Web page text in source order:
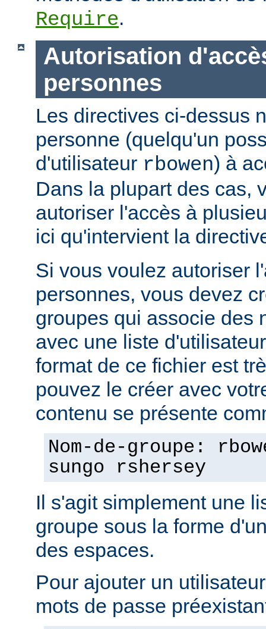
Require.
Autorisation
personnes
Les directives ci-dessus
personne (quelqu'un
d'utilisateur rbowen) à
Dans la plupart des cas,
autoriser l'accès à
ici qu'intervient la
Si vous voulez autoriser
personnes, vous devez
groupes qui associe des
avec une liste
format de ce fichier est
pouvez le créer avec
contenu se présente
Nom-de-groupe:
sungo rshersey
Il s'agit simplement une
groupe sous la forme
des espaces.
Pour ajouter un
mots de passe